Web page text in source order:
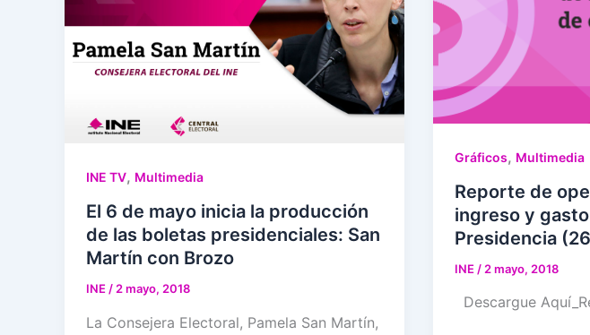
INE TV, Multimedia
El 6 de mayo inicia la producción
de las boletas presidenciales: San
Martín con Brozo
INE / 2 mayo, 2018
La Consejera Electoral, Pamela San Martín,
Gráficos, Multimedia
Reporte de
ingreso y
Presidencia
INE / 2 mayo, 2018
Descargue